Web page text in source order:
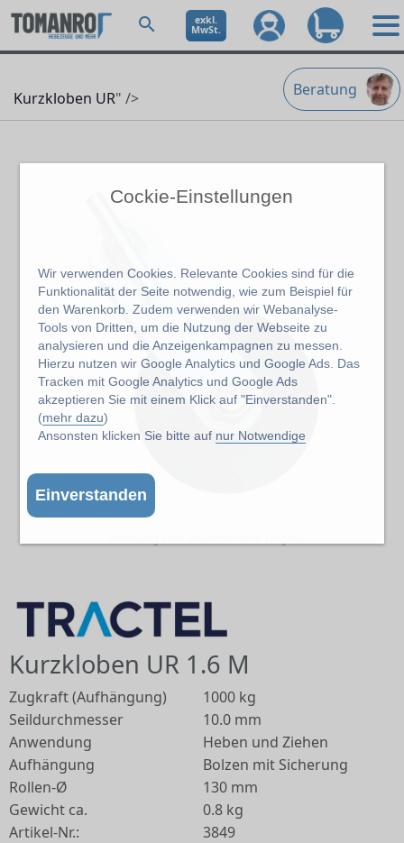
Cockie-Einstellungen
Wir verwenden Cookies. Relevante Cookies sind für die
Funktionalität der Seite notwendig, wie zum Beispiel für
den Warenkorb. Zudem verwenden wir Webanalyse-
Tools von Dritten, um die Nutzung der Webseite zu
analysieren und die Anzeigenkampagnen zu messen.
Hierzu nutzen wir Google Analytics und Google Ads. Das
Tracken mit Google Analytics und Google Ads
akzeptieren Sie mit einem Klick auf "Einverstanden".
(mehr dazu)
Ansonsten klicken Sie bitte auf nur Notwendige
Einverstanden
exkl.
MwSt.
Beratung
Kurzkloben UR" />
Kurzkloben UR 1.6 M
Zugkraft (Aufhängung)
1000 kg
Seildurchmesser
10.0 mm
Anwendung
Heben und Ziehen
Aufhängung
Bolzen mit Sicherung
Rollen-Ø
130 mm
Gewicht ca.
0.8 kg
Artikel-Nr.:
3849